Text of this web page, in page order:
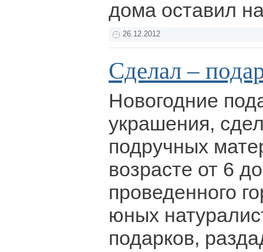
дома оставил
26.12.2012
Сделал –
Новогодние
украшения,
подручных
возрасте от 6
проведенного
юных
подарков,